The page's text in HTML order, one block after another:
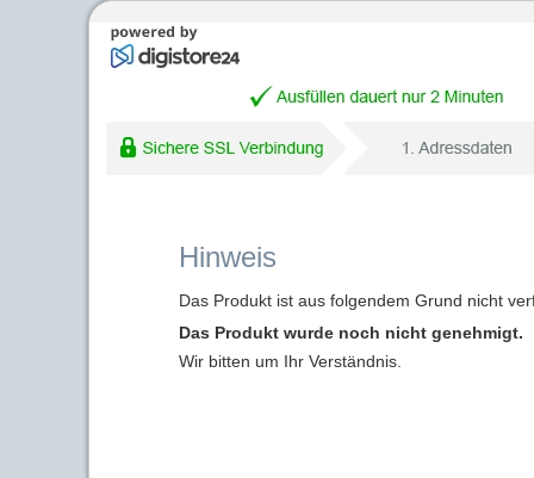
Hinweis
Das Produkt ist aus folgendem Grund nicht
Das Produkt wurde noch nicht genehmigt.
Wir bitten um Ihr Verständnis.